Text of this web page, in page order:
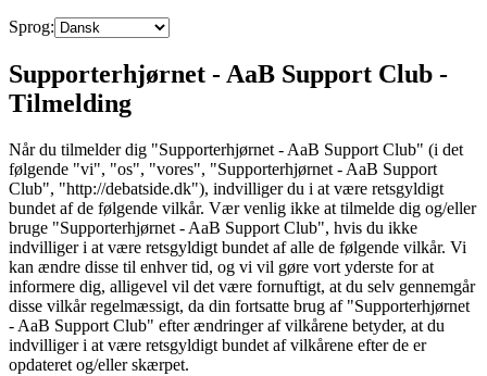
Sprog:
Supporterhjørnet - AaB Support Club -
Tilmelding
Når du tilmelder dig "Supporterhjørnet - AaB Support Club" (i det
følgende "vi", "os", "vores", "Supporterhjørnet - AaB Support
Club", "http://debatside.dk"), indvilliger du i at være retsgyldigt
bundet af de følgende vilkår. Vær venlig ikke at tilmelde dig og/eller
bruge "Supporterhjørnet - AaB Support Club", hvis du ikke
indvilliger i at være retsgyldigt bundet af alle de følgende vilkår. Vi
kan ændre disse til enhver tid, og vi vil gøre vort yderste for at
informere dig, alligevel vil det være fornuftigt, at du selv gennemgår
disse vilkår regelmæssigt, da din fortsatte brug af "Supporterhjørnet
- AaB Support Club" efter ændringer af vilkårene betyder, at du
indvilliger i at være retsgyldigt bundet af vilkårene efter de er
opdateret og/eller skærpet.